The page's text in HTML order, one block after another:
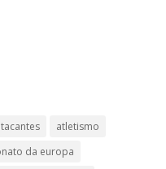
atletismo
da europa